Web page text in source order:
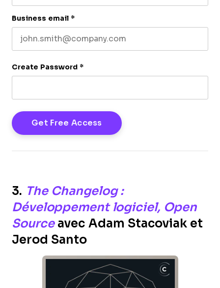
Business email *
Create Password *
3. The Changelog :
Développement logiciel, Open
Source avec Adam Stacoviak et
Jerod Santo